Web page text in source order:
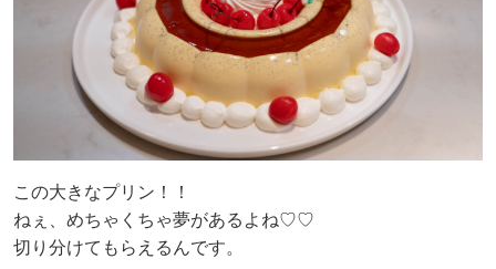
この大きなプリン！！
ねぇ、めちゃくちゃ夢があるよね♡♡
切り分けてもらえるんです。